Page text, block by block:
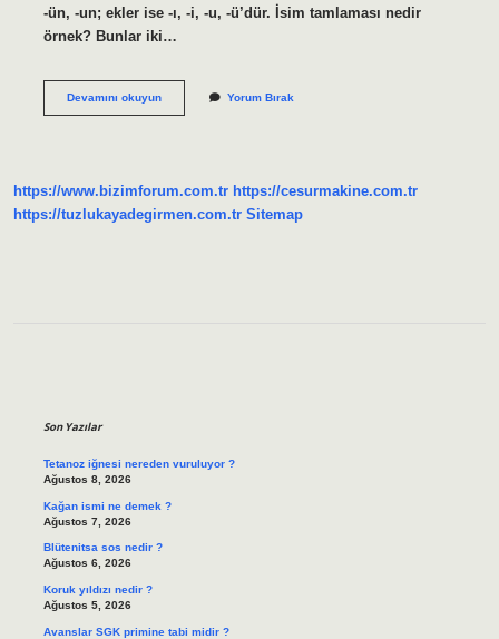
-ün, -un; ekler ise -ı, -i, -u, -ü’dür. İsim tamlaması nedir
örnek? Bunlar iki…
Devamını okuyunBenim
Yorum Bırak
https://www.bizimforum.com.tr https://cesurmakine.com.tr
https://tuzlukayadegirmen.com.tr Sitemap
Son Yazılar
Tetanoz iğnesi nereden vuruluyor ?
Ağustos 8, 2026
Kağan ismi ne demek ?
Ağustos 7, 2026
Blütenitsa sos nedir ?
Ağustos 6, 2026
Koruk yıldızı nedir ?
Ağustos 5, 2026
Avanslar SGK primine tabi midir ?